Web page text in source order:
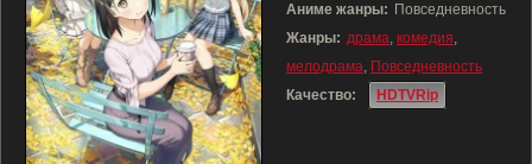
Аниме жанры: Повседневность
Жанры: драма, комедия,
мелодрама, Повседневность
Качество:
HDTVRip